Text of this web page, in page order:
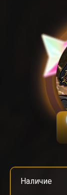
Наличие